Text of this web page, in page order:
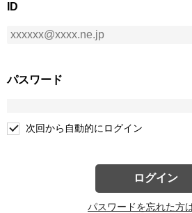
ID
パスワード
次回から自動的にログイン
ログイン
パスワードを忘れた方